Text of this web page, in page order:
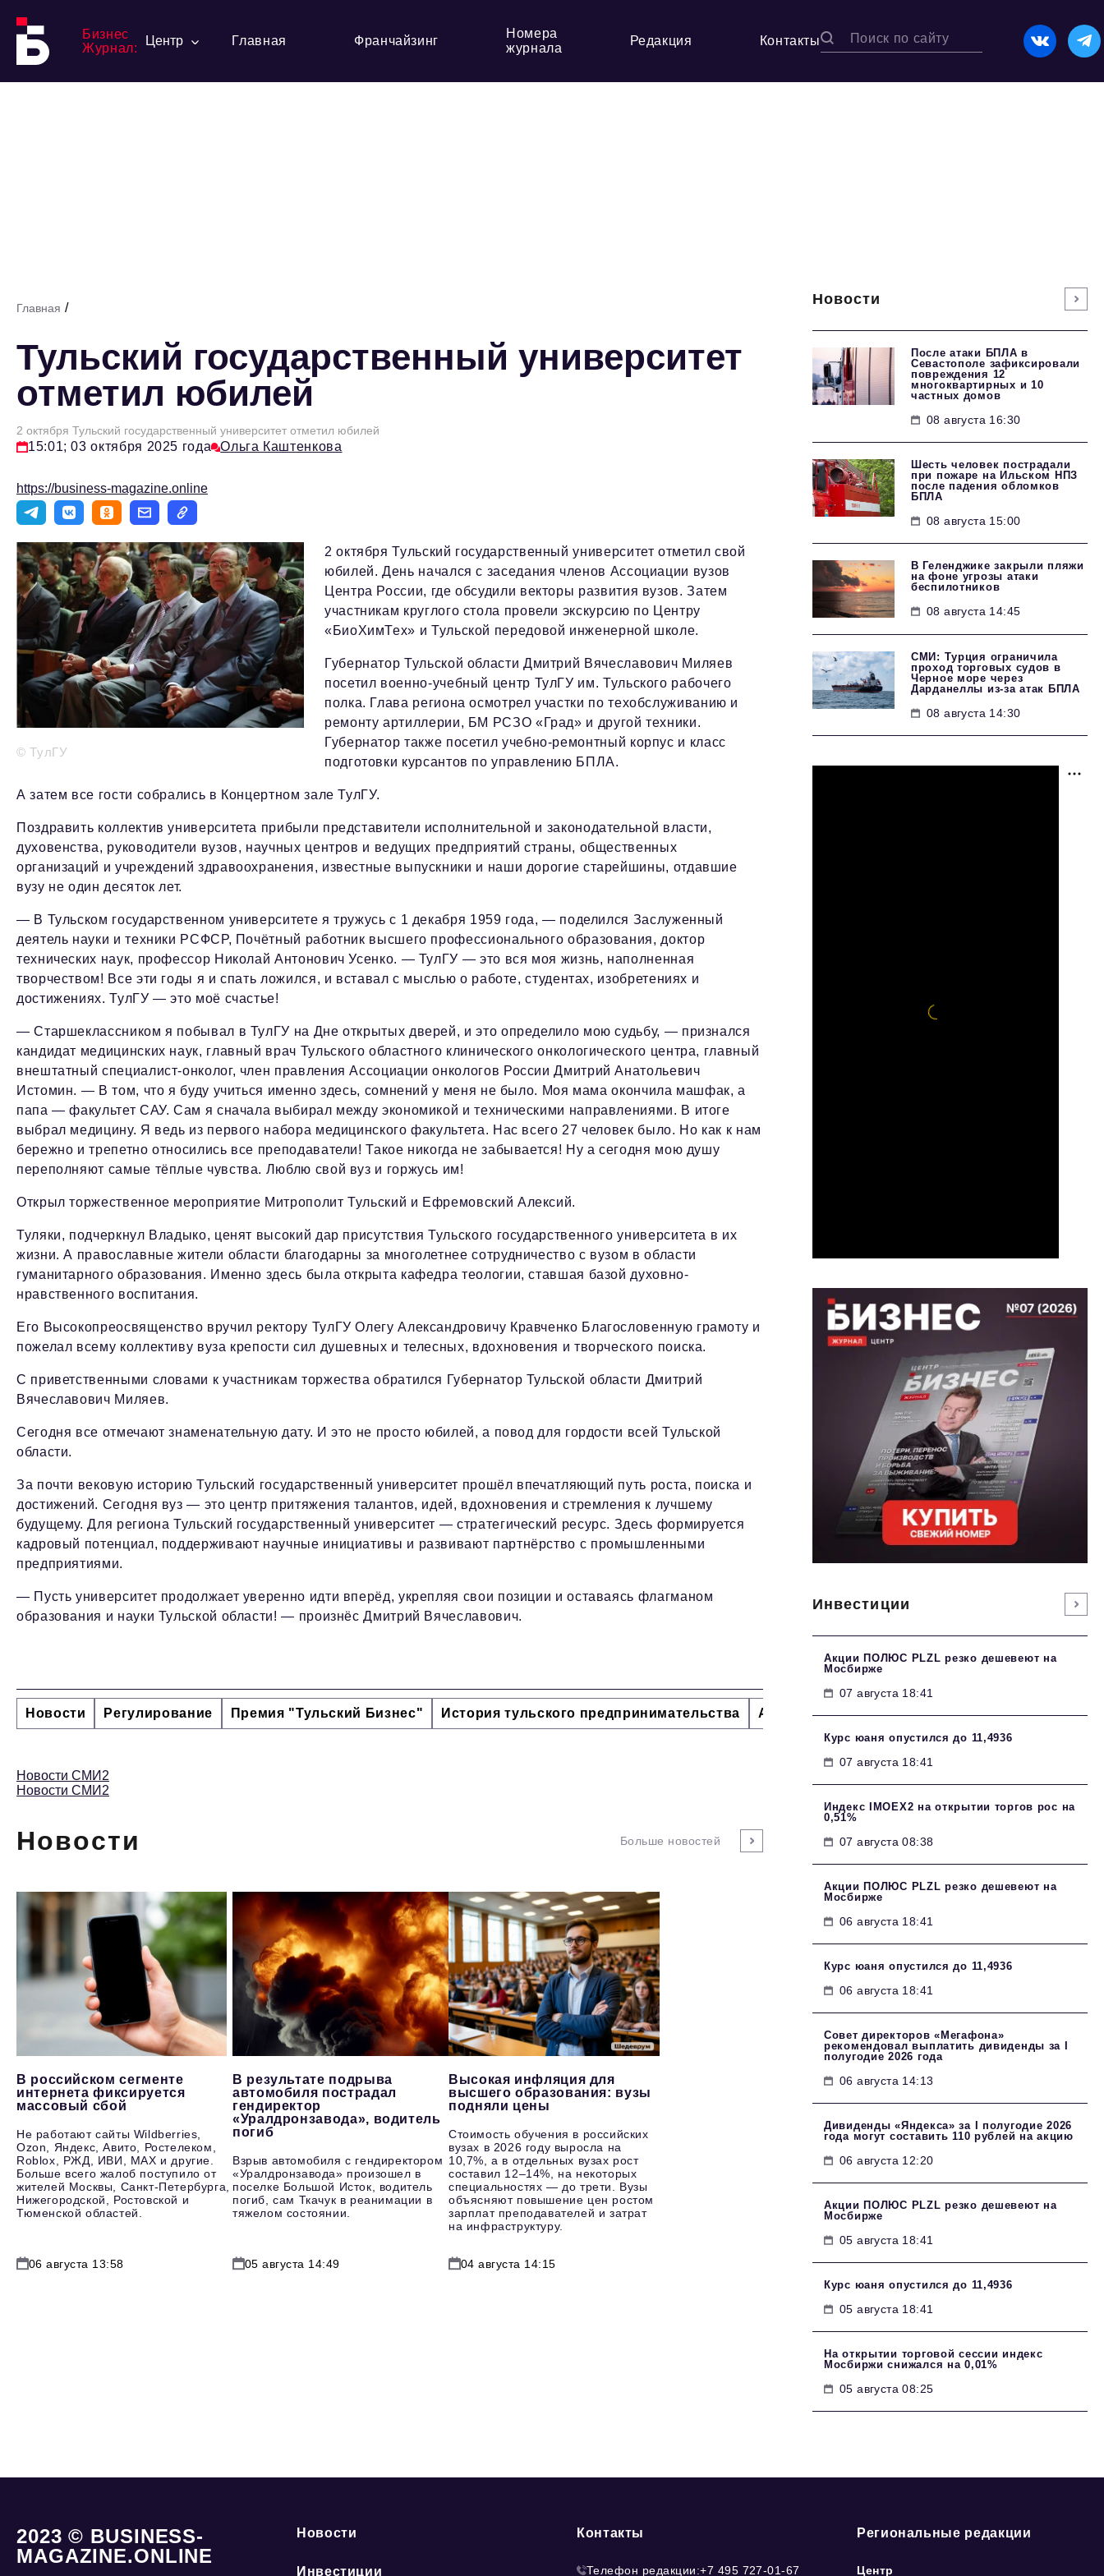
Бизнес
Журнал:
Центр Главная Франчайзинг
Номера
журнала
Редакция Контакты
Главная /
Тульский государственный университет
отметил юбилей
2 октября Тульский государственный университет отметил юбилей
15:01; 03 октября 2025 года Ольга Каштенкова
https://business-magazine.online
© ТулГУ
2 октября Тульский государственный университет отметил свой
юбилей. День начался с заседания членов Ассоциации вузов
Центра России, где обсудили векторы развития вузов. Затем
участникам круглого стола провели экскурсию по Центру
«БиоХимТех» и Тульской передовой инженерной школе.
Губернатор Тульской области Дмитрий Вячеславович Миляев
посетил военно-учебный центр ТулГУ им. Тульского рабочего
полка. Глава региона осмотрел участки по техобслуживанию и
ремонту артиллерии, БМ РСЗО «Град» и другой техники.
Губернатор также посетил учебно-ремонтный корпус и класс
подготовки курсантов по управлению БПЛА.
А затем все гости собрались в Концертном зале ТулГУ.
Поздравить коллектив университета прибыли представители исполнительной и законодательной власти,
духовенства, руководители вузов, научных центров и ведущих предприятий страны, общественных
организаций и учреждений здравоохранения, известные выпускники и наши дорогие старейшины, отдавшие
вузу не один десяток лет.
— В Тульском государственном университете я тружусь с 1 декабря 1959 года, — поделился Заслуженный
деятель науки и техники РСФСР, Почётный работник высшего профессионального образования, доктор
технических наук, профессор Николай Антонович Усенко. — ТулГУ — это вся моя жизнь, наполненная
творчеством! Все эти годы я и спать ложился, и вставал с мыслью о работе, студентах, изобретениях и
достижениях. ТулГУ — это моё счастье!
— Старшеклассником я побывал в ТулГУ на Дне открытых дверей, и это определило мою судьбу, — признался
кандидат медицинских наук, главный врач Тульского областного клинического онкологического центра, главный
внештатный специалист-онколог, член правления Ассоциации онкологов России Дмитрий Анатольевич
Истомин. — В том, что я буду учиться именно здесь, сомнений у меня не было. Моя мама окончила машфак, а
папа — факультет САУ. Сам я сначала выбирал между экономикой и техническими направлениями. В итоге
выбрал медицину. Я ведь из первого набора медицинского факультета. Нас всего 27 человек было. Но как к нам
бережно и трепетно относились все преподаватели! Такое никогда не забывается! Ну а сегодня мою душу
переполняют самые тёплые чувства. Люблю свой вуз и горжусь им!
Открыл торжественное мероприятие Митрополит Тульский и Ефремовский Алексий.
Туляки, подчеркнул Владыко, ценят высокий дар присутствия Тульского государственного университета в их
жизни. А православные жители области благодарны за многолетнее сотрудничество с вузом в области
гуманитарного образования. Именно здесь была открыта кафедра теологии, ставшая базой духовно-
нравственного воспитания.
Его Высокопреосвященство вручил ректору ТулГУ Олегу Александровичу Кравченко Благословенную грамоту и
пожелал всему коллективу вуза крепости сил душевных и телесных, вдохновения и творческого поиска.
С приветственными словами к участникам торжества обратился Губернатор Тульской области Дмитрий
Вячеславович Миляев.
Сегодня все отмечают знаменательную дату. И это не просто юбилей, а повод для гордости всей Тульской
области.
За почти вековую историю Тульский государственный университет прошёл впечатляющий путь роста, поиска и
достижений. Сегодня вуз — это центр притяжения талантов, идей, вдохновения и стремления к лучшему
будущему. Для региона Тульский государственный университет — стратегический ресурс. Здесь формируется
кадровый потенциал, поддерживают научные инициативы и развивают партнёрство с промышленными
предприятиями.
— Пусть университет продолжает уверенно идти вперёд, укрепляя свои позиции и оставаясь флагманом
образования и науки Тульской области! — произнёс Дмитрий Вячеславович.
Новости Регулирование Премия "Тульский Бизнес" История тульского предпринимательства Альтернатива Стиль жизни Тема номера
Новости СМИ2
Новости СМИ2
Новости Больше новостей
В российском сегменте
интернета фиксируется
массовый сбой
Не работают сайты Wildberries,
Ozon, Яндекс, Авито, Ростелеком,
Roblox, РЖД, ИВИ, MAX и другие.
Больше всего жалоб поступило от
жителей Москвы, Санкт-Петербурга,
Нижегородской, Ростовской и
Тюменской областей.
06 августа 13:58
В результате подрыва
автомобиля пострадал
гендиректор
«Уралдронзавода», водитель
погиб
Взрыв автомобиля с гендиректором
«Уралдронзавода» произошел в
поселке Большой Исток, водитель
погиб, сам Ткачук в реанимации в
тяжелом состоянии.
05 августа 14:49
Высокая инфляция для
высшего образования: вузы
подняли цены
Стоимость обучения в российских
вузах в 2026 году выросла на
10,7%, а в отдельных вузах рост
составил 12–14%, на некоторых
специальностях — до трети. Вузы
объясняют повышение цен ростом
зарплат преподавателей и затрат
на инфраструктуру.
04 августа 14:15
Новости
После атаки БПЛА в
Севастополе зафиксировали
повреждения 12
многоквартирных и 10
частных домов
08 августа 16:30
Шесть человек пострадали
при пожаре на Ильском НПЗ
после падения обломков
БПЛА
08 августа 15:00
В Геленджике закрыли пляжи
на фоне угрозы атаки
беспилотников
08 августа 14:45
СМИ: Турция ограничила
проход торговых судов в
Черное море через
Дарданеллы из-за атак БПЛА
08 августа 14:30
Инвестиции
Акции ПОЛЮС PLZL резко дешевеют на
Мосбирже
07 августа 18:41
Курс юаня опустился до 11,4936
07 августа 18:41
Индекс IMOEX2 на открытии торгов рос на
0,51%
07 августа 08:38
Акции ПОЛЮС PLZL резко дешевеют на
Мосбирже
06 августа 18:41
Курс юаня опустился до 11,4936
06 августа 18:41
Совет директоров «Мегафона»
рекомендовал выплатить дивиденды за I
полугодие 2026 года
06 августа 14:13
Дивиденды «Яндекса» за I полугодие 2026
года могут составить 110 рублей на акцию
06 августа 12:20
Акции ПОЛЮС PLZL резко дешевеют на
Мосбирже
05 августа 18:41
Курс юаня опустился до 11,4936
05 августа 18:41
На открытии торговой сессии индекс
Мосбиржи снижался на 0,01%
05 августа 08:25
2023 © BUSINESS-
MAGAZINE.ONLINE
Новости
Инвестиции
Контакты
Телефон редакции:+7 495 727-01-67
Региональные редакции
Центр